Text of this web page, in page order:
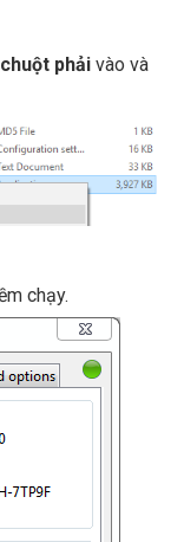
phải vào và
chạy.